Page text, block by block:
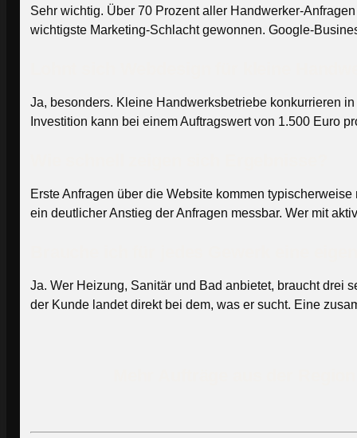
Sehr wichtig. Über 70 Prozent aller Handwerker-
wichtigste Marketing-Schlacht gewonnen. Google-
Ja, besonders. Kleine Handwerksbetriebe konkurrieren
Investition kann bei einem Auftragswert von 1.500 Euro
Erste Anfragen über die Website kommen
ein deutlicher Anstieg der Anfragen messbar. Wer mit
Ja. Wer Heizung, Sanitär und Bad anbietet, braucht drei
der Kunde landet direkt bei dem, was er sucht. Eine